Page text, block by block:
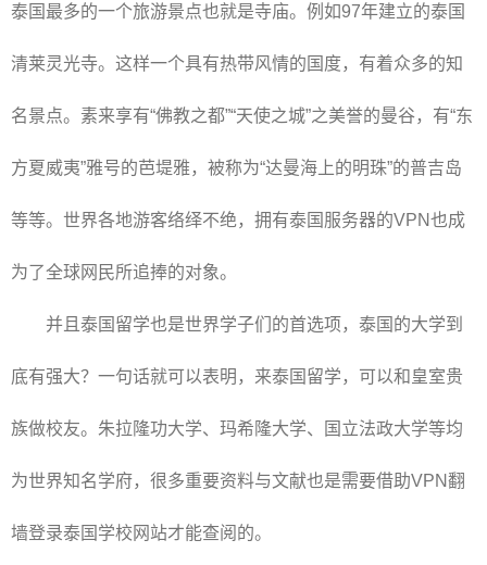
泰国最多的一个旅游景点也就是寺庙。例如97年建立的泰国
清莱灵光寺。这样一个具有热带风情的国度，有着众多的知
名景点。素来享有“佛教之都”“天使之城”之美誉的曼谷，有“东
方夏威夷”雅号的芭堤雅，被称为“达曼海上的明珠”的普吉岛
等等。世界各地游客络绎不绝，拥有泰国服务器的VPN也成
为了全球网民所追捧的对象。
并且泰国留学也是世界学子们的首选项，泰国的大学到
底有强大？一句话就可以表明，来泰国留学，可以和皇室贵
族做校友。朱拉隆功大学、玛希隆大学、国立法政大学等均
为世界知名学府，很多重要资料与文献也是需要借助VPN翻
墙登录泰国学校网站才能查阅的。